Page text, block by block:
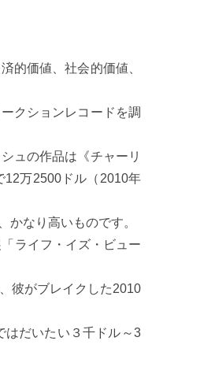
的価値、社会的価値、
クションレコードを調
ュの作品は《チャーリ
12万2500ドル（2010年
かなり高いものです。
ライフ・イズ・ビュー
彼がブレイクした2010
はだいたい３千ドル～3